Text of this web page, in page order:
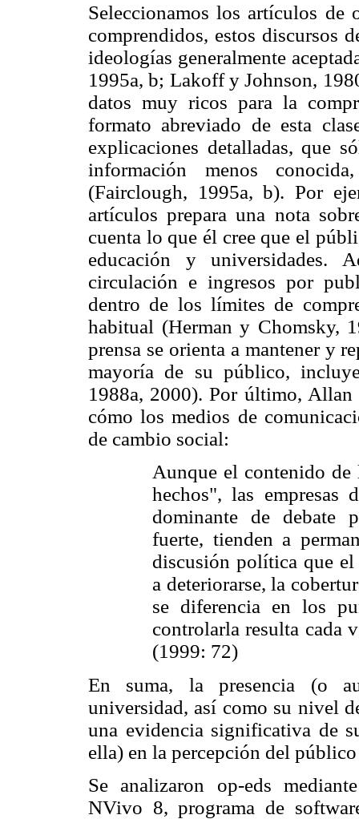
Seleccionamos los artículos
comprendidos, estos discursos
ideologías generalmente
1995a, b; Lakoff y Johnson,
datos muy ricos para la
formato abreviado de esta
explicaciones detalladas, que
información menos
(Fairclough, 1995a, b). Por
artículos prepara una nota
cuenta lo que él cree que el
educación y universidades.
circulación e ingresos por
dentro de los límites de
habitual (Herman y Chomsky,
prensa se orienta a mantener y
mayoría de su público,
1988a, 2000). Por último,
cómo los medios de
de cambio social:
Aunque el contenido
hechos", las empresas
dominante de debate
fuerte, tienden a
discusión política que
a deteriorarse, la
se diferencia en los
controlarla resulta cada
(1999: 72)
En suma, la presencia (o
universidad, así como su nivel
una evidencia significativa de
ella) en la percepción del
Se analizaron op-eds
NVivo 8, programa de